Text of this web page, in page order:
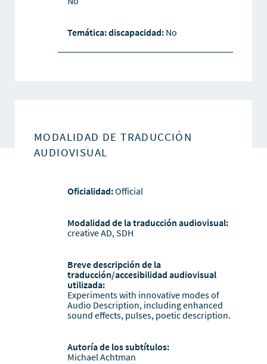
Temática: discapacidad: No
MODALIDAD DE TRADUCCIÓN
AUDIOVISUAL
Oficialidad:Official
Modalidad de la traducción audiovisual:
creative AD, SDH
Breve descripción de la
traducción/accesibilidad audiovisual
utilizada:
Experiments with innovative modes of
Audio Description, including enhanced
sound effects, pulses, poetic description.
Autoría de los subtítulos:
Michael Achtman